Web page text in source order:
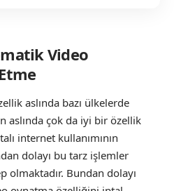
Video
aslında bazı ülkelerde
aslında çok da iyi bir özellik
internet kullanımının
dolayı bu tarz işlemler
olmaktadır. Bundan dolayı